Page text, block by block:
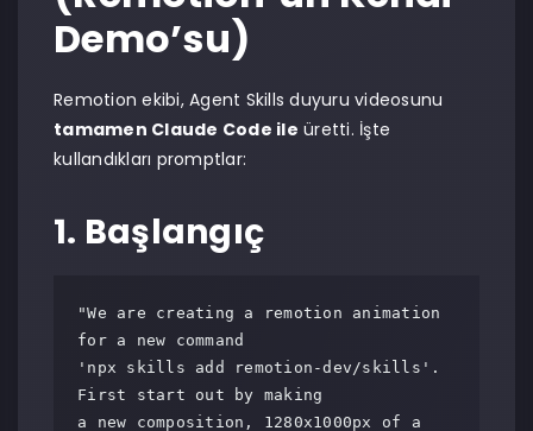
Demo’su)
Remotion ekibi, Agent Skills duyuru videosunu
tamamen Claude Code ile üretti. İşte
kullandıkları promptlar:
1. Başlangıç
"We are creating a remotion animation
for a new command
'npx skills add remotion-dev/skills'.
First start out by making
a new composition, 1280x1000px of a